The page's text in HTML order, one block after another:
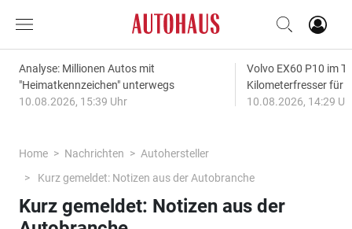
Analyse: Millionen Autos mit
"Heimatkennzeichen" unterwegs
10.08.2026, 15:39 Uhr
Volvo EX60 P10 im
Kilometerfresser für
10.08.2026, 14:29
Home Nachrichten
Autohersteller
Kurz gemeldet: Notizen aus der Autobranche
Kurz gemeldet: Notizen aus der